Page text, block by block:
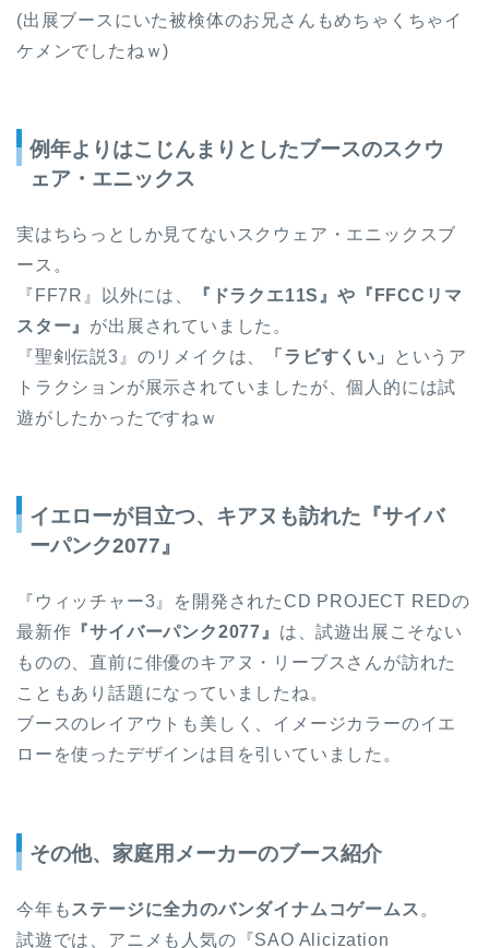
(出展ブースにいた被検体のお兄さんもめちゃくちゃイ
ケメンでしたねｗ)
例年よりはこじんまりとしたブースのスクウ
ェア・エニックス
実はちらっとしか見てないスクウェア・エニックスブ
ース。
『FF7R』以外には、
『ドラクエ11S』や『FFCCリマ
スター』 が出展されていました。
『聖剣伝説3』のリメイクは、
「ラビすくい」
というア
トラクションが展示されていましたが、個人的には試
遊がしたかったですねｗ
イエローが目立つ、キアヌも訪れた『サイバ
ーパンク2077』
『ウィッチャー3』を開発されたCD PROJECT REDの
最新作 『サイバーパンク2077』 は、試遊出展こそない
ものの、直前に俳優のキアヌ・リーブスさんが訪れた
こともあり話題になっていましたね。
ブースのレイアウトも美しく、イメージカラーのイエ
ローを使ったデザインは目を引いていました。
その他、家庭用メーカーのブース紹介
今年も ステージに全力のバンダイナムコゲームス 。
試遊では、アニメも人気の『SAO Alicization